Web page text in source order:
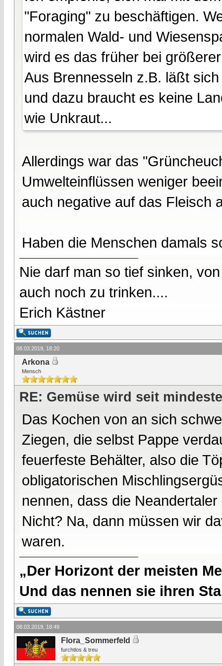
"Foraging" zu beschäftigen.
normalen Wald- und
wird es das früher bei
Aus Brennesseln z.B. läßt
und dazu braucht es keine
wie Unkraut...
Allerdings war das
Umwelteinflüssen weniger
auch negative auf das Fleisch
Haben die Menschen damals
Nie darf man so tief sinken,
auch noch zu trinken....
Erich Kästner
08.03.2019, 18:20
Arkona
Mensch
RE: Gemüse wird seit
Das Kochen von an sich
Ziegen, die selbst Pappe
feuerfeste Behälter, also die
obligatorischen
nennen, dass die
Nicht? Na, dann müssen wir
waren.
„Der Horizont der meisten
Und das nennen sie ihren
08.03.2019, 18:49
Flora_Sommerfeld
furchtlos & treu